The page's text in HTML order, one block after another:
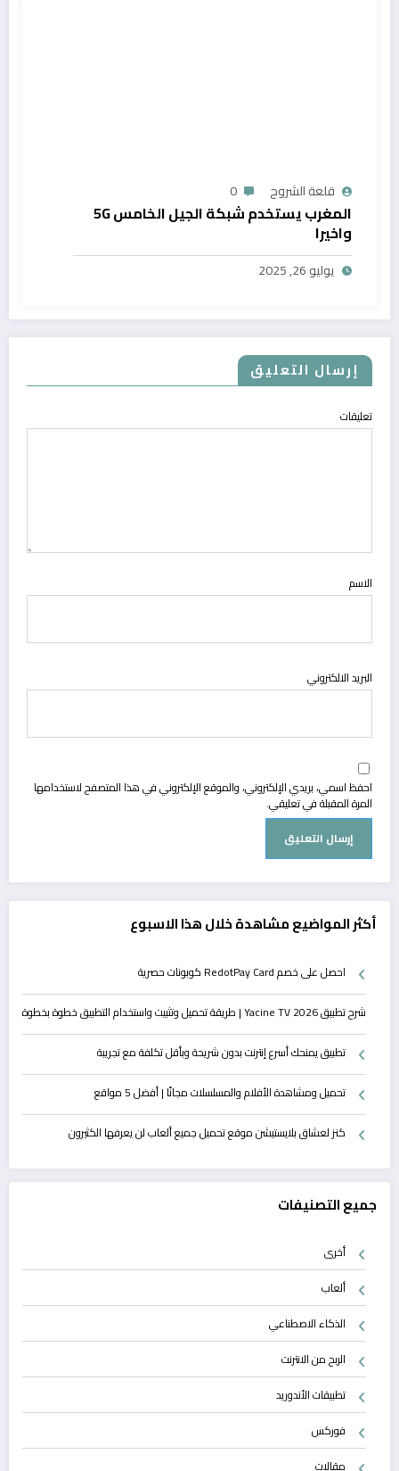
قلعة الشروح 0
المغرب يستخدم شبكة الجيل الخامس 5G
واخيرا
يوليو 26, 2025
إرسال التعليق
تعليقات
الاسم
البريد الالكتروني
احفظ اسمي، بريدي الإلكتروني، والموقع الإلكتروني في هذا المتصفح لاستخدامها
المرة المقبلة في تعليقي.
أكثر المواضيع مشاهدة خلال هذا الاسبوع
احصل على خصم RedotPay Card كوبونات حصرية
شرح تطبيق Yacine TV 2026 | طريقة تحميل وتثبيت واستخدام التطبيق خطوة بخطوة
تطبيق يمنحك أسرع إنترنت بدون شريحة وبأقل تكلفة مع تجريبة
تحميل ومشاهدة الأفلام والمسلسلات مجانًا | أفضل 5 مواقع
كنز لعشاق بلايستيشن موقع تحميل جميع ألعاب لن يعرفها الكثيرون
جميع التصنيفات
أخرى
ألعاب
الذكاء الاصطناعي
الربح من الانترنت
تطبيقات الأندوريد
فوركس
مقالات